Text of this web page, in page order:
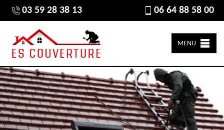
03 59 28 38 13 06 64 88 58 00
MENU